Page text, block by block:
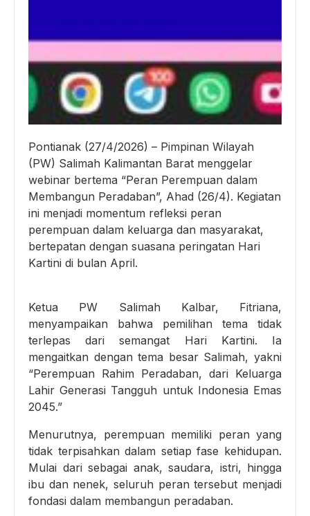
Pontianak (27/4/2026) – Pimpinan Wilayah
(PW) Salimah Kalimantan Barat menggelar
webinar bertema “Peran Perempuan dalam
Membangun Peradaban”, Ahad (26/4). Kegiatan
ini menjadi momentum refleksi peran
perempuan dalam keluarga dan masyarakat,
bertepatan dengan suasana peringatan Hari
Kartini di bulan April.
Ketua PW Salimah Kalbar, Fitriana,
menyampaikan bahwa pemilihan tema tidak
terlepas dari semangat Hari Kartini. Ia
mengaitkan dengan tema besar Salimah, yakni
“Perempuan Rahim Peradaban, dari Keluarga
Lahir Generasi Tangguh untuk Indonesia Emas
2045.”
Menurutnya, perempuan memiliki peran yang
tidak terpisahkan dalam setiap fase kehidupan.
Mulai dari sebagai anak, saudara, istri, hingga
ibu dan nenek, seluruh peran tersebut menjadi
fondasi dalam membangun peradaban.